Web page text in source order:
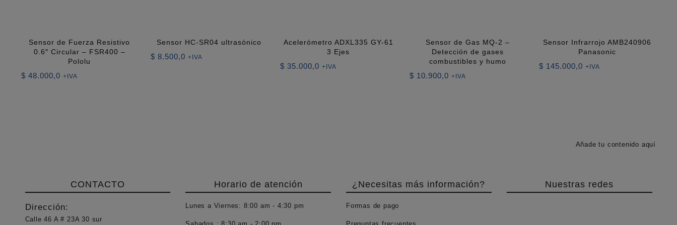
Sensor de Fuerza Resistivo
0.6″ Circular – FSR400 –
Pololu
$ 48.000,0 +IVA
Sensor HC-SR04 ultrasónico
$ 8.500,0 +IVA
Acelerómetro ADXL335 GY-61
3 Ejes
$ 35.000,0 +IVA
Sensor de Gas MQ-2 –
Detección de gases
combustibles y humo
$ 10.900,0 +IVA
Sensor Infrarrojo AMB240906
Panasonic
$ 145.000,0 +IVA
Añade tu contenido aquí
CONTACTO
Dirección:
Calle 46 A # 23A 30 sur
Horario de atención
Lunes a Viernes: 8:00 am - 4:30 pm
¿Necesitas más información?
Formas de pago
Nuestras redes